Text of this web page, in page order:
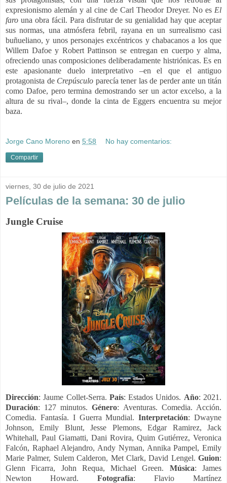
expresionismo alemán y al cine de Carl Theodor Dreyer. No es El
faro una obra fácil. Para disfrutar de su genialidad hay que aceptar
sus normas, una atmósfera febril, rayana en un surrealismo casi
buñueliano, y unos personajes excéntricos y chabacanos a los que
Willem Dafoe y Robert Pattinson se entregan en cuerpo y alma,
ofreciendo unas composiciones deliberadamente histriónicas. Es en
este apasionante duelo interpretativo –en el que el antiguo
protagonista de Crepúsculo parecía tener las de perder ante un titán
como Dafoe, pero termina demostrando ser un actor excelso, a la
altura de su rival–, donde la cinta de Eggers encuentra su mejor
baza.
Jorge Cano Moreno en 5:58 No hay comentarios:
Compartir
viernes, 30 de julio de 2021
Películas de la semana: 30 de julio
Jungle Cruise
Dirección: Jaume Collet-Serra. País: Estados Unidos. Año: 2021.
Duración: 127 minutos. Género: Aventuras. Comedia. Acción.
Comedia. Fantasía. I Guerra Mundial.Interpretación: Dwayne
Johnson, Emily Blunt, Jesse Plemons, Edgar Ramirez, Jack
Whitehall, Paul Giamatti, Dani Rovira, Quim Gutiérrez, Veronica
Falcón, Raphael Alejandro, Andy Nyman, Annika Pampel, Emily
Marie Palmer, Sulem Calderon, Met Clark, David Lengel. Guion:
Glenn Ficarra, John Requa, Michael Green. Música: James
Newton Howard. Fotografía: Flavio Martínez